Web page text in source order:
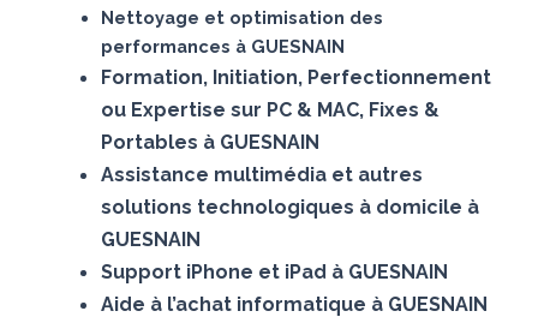
Nettoyage et optimisation des
performances à GUESNAIN
Formation, Initiation, Perfectionnement
ou Expertise sur PC & MAC, Fixes &
Portables à GUESNAIN
Assistance multimédia et autres
solutions technologiques à domicile à
GUESNAIN
Support iPhone et iPad à GUESNAIN
Aide à l’achat informatique à GUESNAIN